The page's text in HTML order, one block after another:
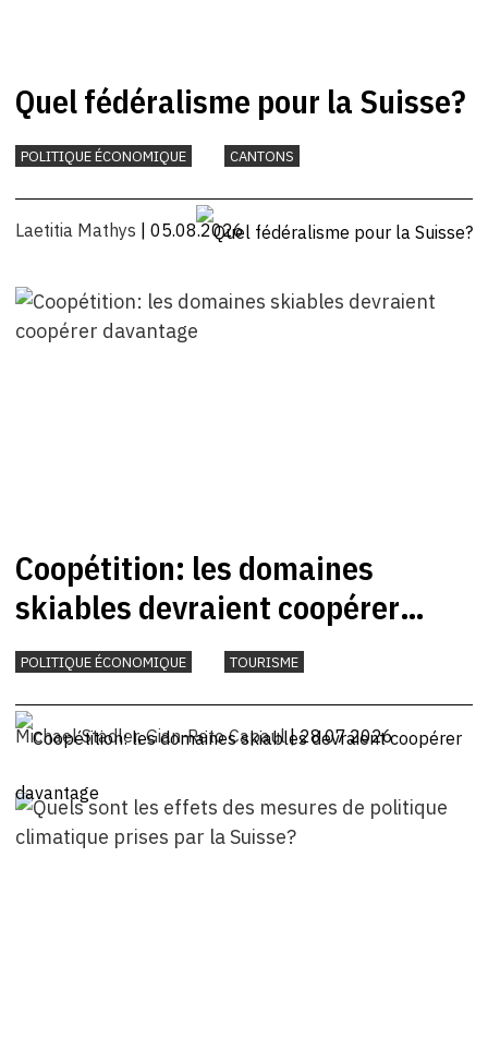
Quel fédéralisme pour la Suisse?
POLITIQUE ÉCONOMIQUE CANTONS
Laetitia Mathys | 05.08.2026
Coopétition: les domaines
skiables devraient coopérer
davantage
POLITIQUE ÉCONOMIQUE TOURISME
Michael Stadler,Gian-Reto Capaul| 28.07.2026